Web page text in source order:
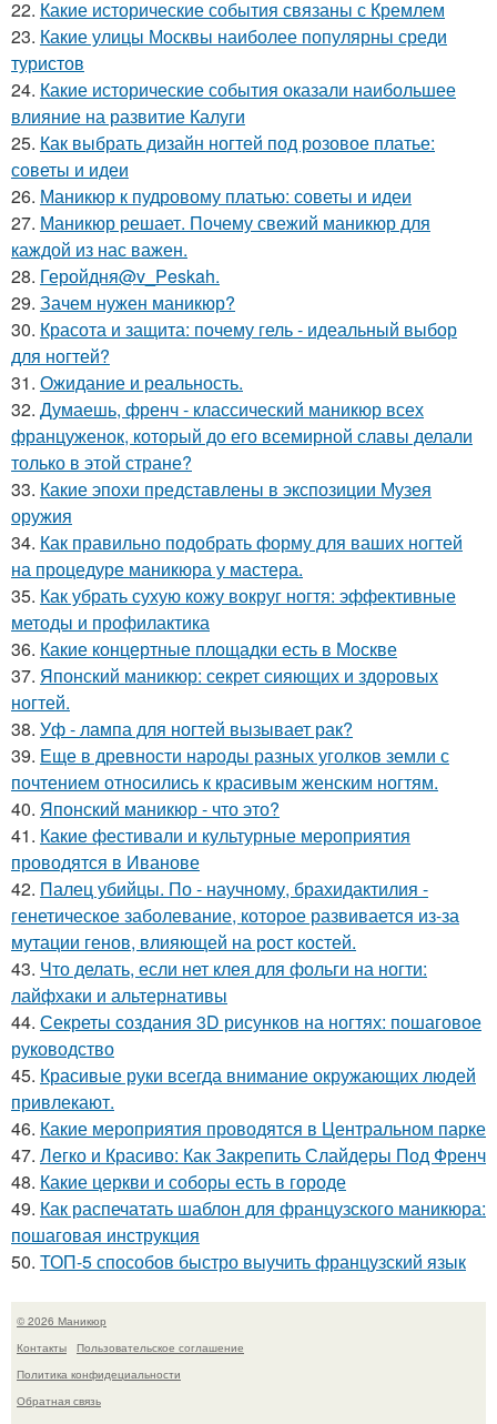
22. Какие исторические события связаны с Кремлем
23. Какие улицы Москвы наиболее популярны среди
туристов
24. Какие исторические события оказали наибольшее
влияние на развитие Калуги
25. Как выбрать дизайн ногтей под розовое платье:
советы и идеи
26. Маникюр к пудровому платью: советы и идеи
27. Маникюр решает. Почему свежий маникюр для
каждой из нас важен.
28. Геройдня@v_Peskah.
29. Зачем нужен маникюр?
30. Красота и защита: почему гель - идеальный выбор
для ногтей?
31. Ожидание и реальность.
32. Думаешь, френч - классический маникюр всех
француженок, который до его всемирной славы делали
только в этой стране?
33. Какие эпохи представлены в экспозиции Музея
оружия
34. Как правильно подобрать форму для ваших ногтей
на процедуре маникюра у мастера.
35. Как убрать сухую кожу вокруг ногтя: эффективные
методы и профилактика
36. Какие концертные площадки есть в Москве
37. Японский маникюр: секрет сияющих и здоровых
ногтей.
38. Уф - лампа для ногтей вызывает рак?
39. Еще в древности народы разных уголков земли с
почтением относились к красивым женским ногтям.
40. Японский маникюр - что это?
41. Какие фестивали и культурные мероприятия
проводятся в Иванове
42. Палец убийцы. По - научному, брахидактилия -
генетическое заболевание, которое развивается из-за
мутации генов, влияющей на рост костей.
43. Что делать, если нет клея для фольги на ногти:
лайфхаки и альтернативы
44. Секреты создания 3D рисунков на ногтях: пошаговое
руководство
45. Красивые руки всегда внимание окружающих людей
привлекают.
46. Какие мероприятия проводятся в Центральном парке
47. Легко и Красиво: Как Закрепить Слайдеры Под Френч
48. Какие церкви и соборы есть в городе
49. Как распечатать шаблон для французского маникюра:
пошаговая инструкция
50. ТОП-5 способов быстро выучить французский язык
© 2026 Маникюр
Контакты
Пользовательское соглашение
Политика конфидециальности
Обратная связь